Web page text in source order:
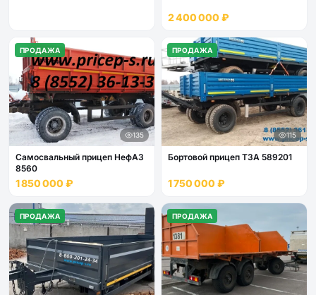
2 400 000 ₽
ПРОДАЖА
135
Самосвальный прицеп НефАЗ
8560
1 850 000 ₽
ПРОДАЖА
115
Бортовой прицеп ТЗА 589201
1 750 000 ₽
ПРОДАЖА ПРОДАЖА